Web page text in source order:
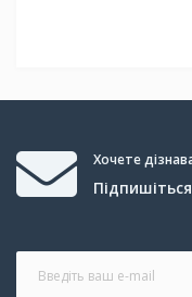
Хочете